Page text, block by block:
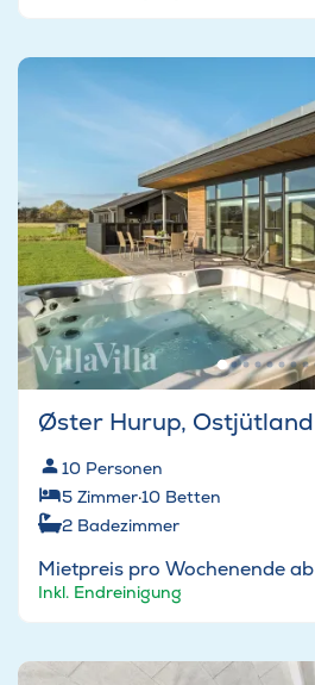
Øster Hurup, Ostjütland
10 Personen
5 Zimmer·10 Betten
2 Badezimmer
Mietpreis pro Wochenende ab
Inkl. Endreinigung